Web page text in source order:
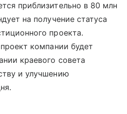
приблизительно в 80 млн
на получение статуса
проекта.
компании будет
краевого совета
и улучшению